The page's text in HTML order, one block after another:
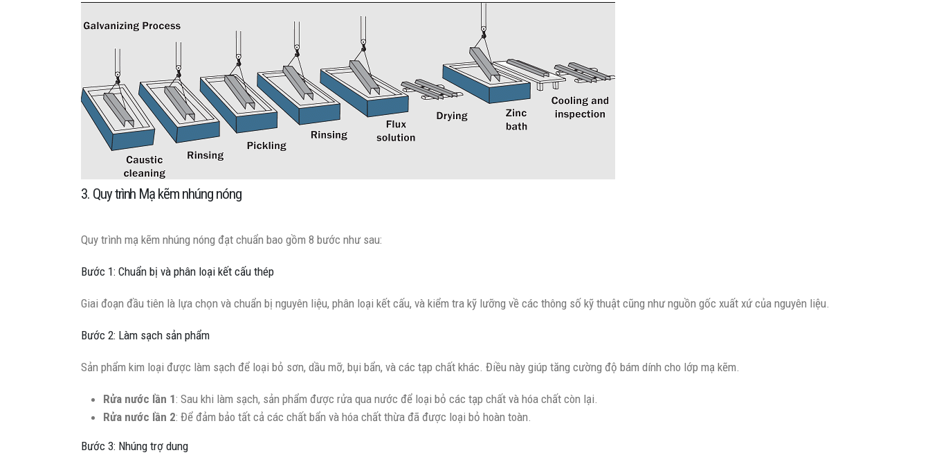
3. Quy trình Mạ kẽm nhúng nóng
Quy trình mạ kẽm nhúng nóng đạt chuẩn bao gồm 8 bước như sau:
Bước 1: Chuẩn bị và phân loại kết cấu thép
Giai đoạn đầu tiên là lựa chọn và chuẩn bị nguyên liệu, phân loại kết cấu, và kiểm tra kỹ lưỡng về các thông số kỹ thuật cũng như nguồn gốc xuất xứ của nguyên liệu.
Bước 2: Làm sạch sản phẩm
Sản phẩm kim loại được làm sạch để loại bỏ sơn, dầu mỡ, bụi bẩn, và các tạp chất khác. Điều này giúp tăng cường độ bám dính cho lớp mạ kẽm.
Rửa nước lần 1: Sau khi làm sạch, sản phẩm được rửa qua nước để loại bỏ các tạp chất và hóa chất còn lại.
Rửa nước lần 2: Để đảm bảo tất cả các chất bẩn và hóa chất thừa đã được loại bỏ hoàn toàn.
Bước 3: Nhúng trợ dung